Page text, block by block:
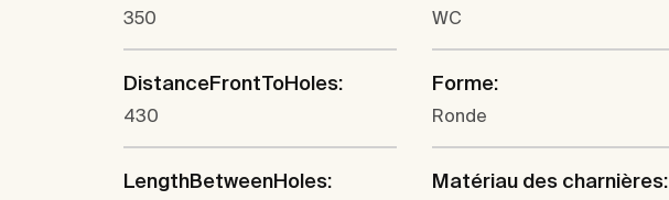
350 WC
DistanceFrontToHoles:
430
Forme:
Ronde
LengthBetweenHoles: Matériau des charnières: